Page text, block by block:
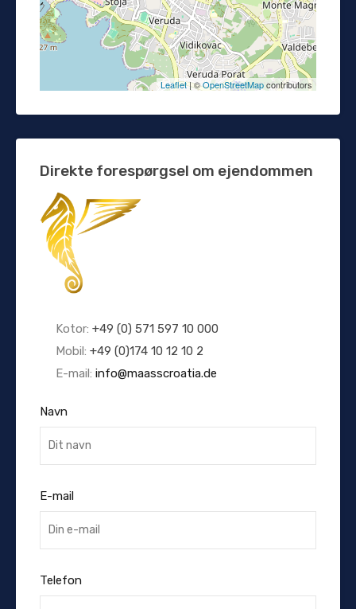
Leaflet| ©OpenStreetMapcontributors
Direkte forespørgsel om ejendommen
Kotor: +49 (0) 571 597 10 000
Mobil: +49 (0)174 10 12 10 2
E-mail: info@maasscroatia.de
Navn
E-mail
Telefon